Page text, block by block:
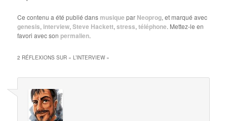
Ce contenu a été publié dans musique par Neoprog, et marqué avec
genesis, interview,Steve Hackett,stress,téléphone. Mettez-le en
favori avec son permalien.
2 RÉFLEXIONS SUR «L’INTERVIEW»